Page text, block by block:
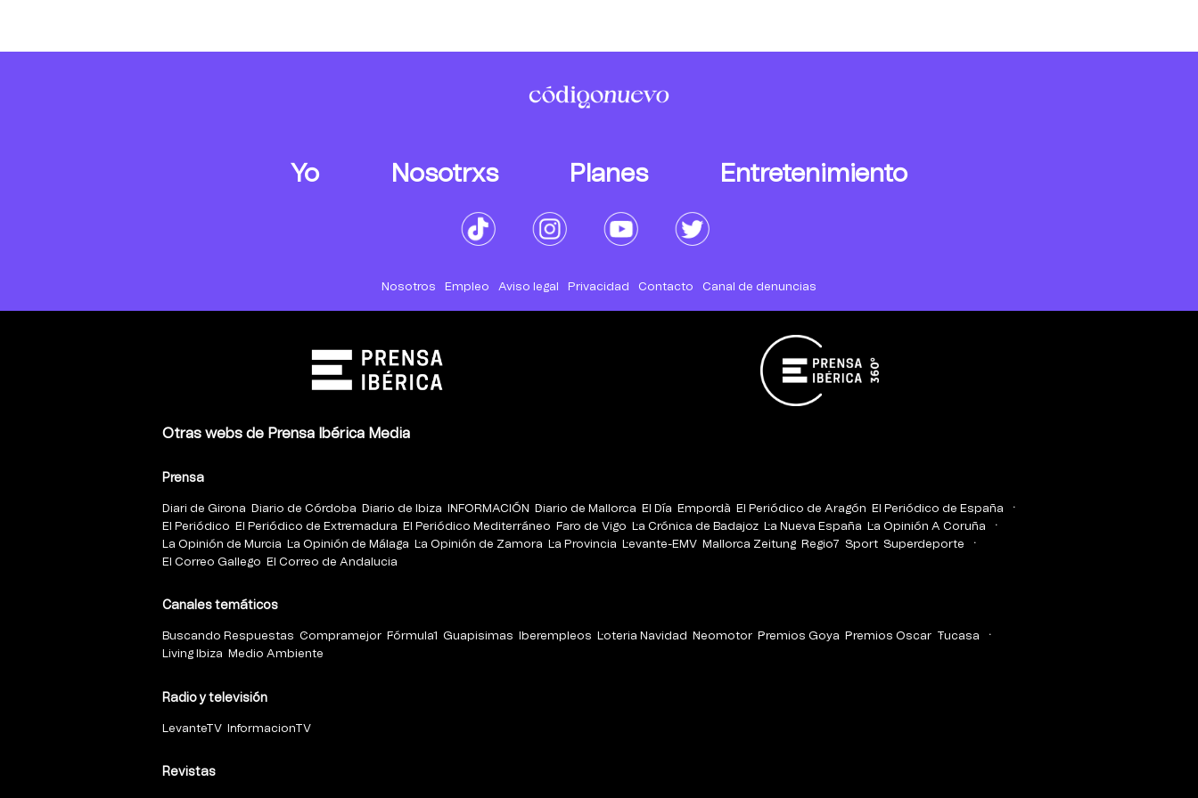
Yo Nosotrxs Planes Entretenimiento
Nosotros Empleo Aviso legal Privacidad Contacto Canal de denuncias
Otras webs de Prensa Ibérica Media
Prensa
Diari de Girona Diario de Córdoba Diario de Ibiza INFORMACIÓN Diario de Mallorca El Día Empordà El Periódico de Aragón
El Periódico de España
El Periódico
El Periódico de Extremadura El Periódico Mediterráneo Faro de Vigo La Crónica de Badajoz La Nueva España
La Opinión A Coruña
La Opinión de Murcia
La Opinión de Málaga La Opinión de Zamora La Provincia Levante-EMV Mallorca Zeitung Regio7 Sport Superdeporte
El Correo Gallego
El Correo de Andalucia
Canales temáticos
Buscando Respuestas Compramejor Fórmula1 Guapisimas Iberempleos Loteria Navidad Neomotor Premios Goya Premios Oscar
Tucasa
Living Ibiza
Medio Ambiente
Radio y televisión
LevanteTV InformacionTV
Revistas